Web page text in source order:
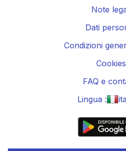
Note
Dati
Condizioni
Cookies
FAQ e
Lingua :